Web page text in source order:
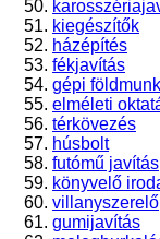
kiegészítők
házépítés
fékjavítás
gépi
elméleti
térkövezés
húsbolt
futómű javítás
könyvelő
villanyszerelő
gumijavítás